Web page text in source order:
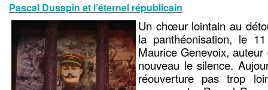
Pascal Dusapin et l’éternel républicain
Un chœur lointain au
la panthéonisation, le
Maurice Genevoix,
nouveau le silence.
réouverture pas trop